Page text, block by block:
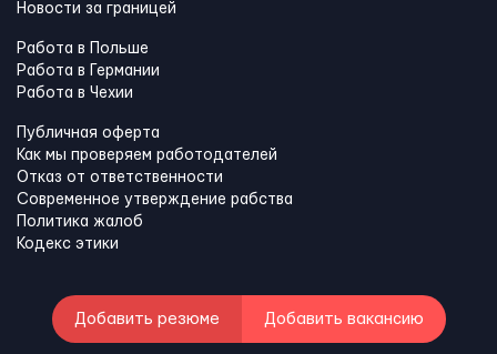
Новости за границей
Работа в Польше
Работа в Германии
Работа в Чехии
Публичная оферта
Как мы проверяем работодателей
Отказ от ответственности
Современное утверждение рабства
Политика жалоб
Кодекс этики
Добавить резюме Добавить вакансию